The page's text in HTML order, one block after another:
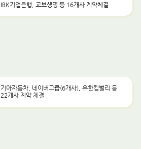
IBK기업은행, 교보생명 등 16개사 계약체결
기아자동차, 네이버그룹(6개사), 유한킴벌리 등
22개사 계약 체결